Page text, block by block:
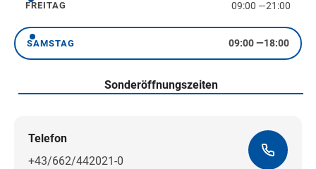
Freitag
FREITAG 09:00 —21:00
Samstag
SAMSTAG 09:00—18:00
Sonderöffnungszeiten
Telefon
+43/662/442021-0